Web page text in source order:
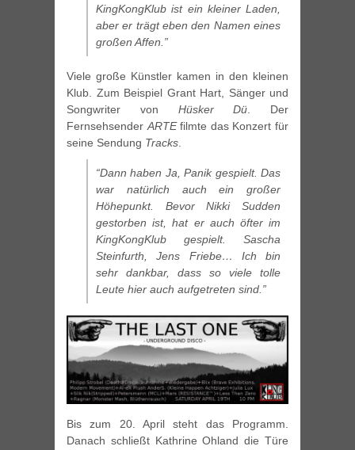
KingKongKlub ist ein kleiner Laden,
aber er trägt eben den Namen eines
großen Affen.”
Viele große Künstler kamen in den kleinen
Klub. Zum Beispiel Grant Hart, Sänger und
Songwriter von Hüsker Dü. Der
FernsehsenderARTEfilmte das Konzert für
seine Sendung Tracks.
“Dann haben Ja, Panikgespielt. Das
war natürlich auch ein großer
Höhepunkt. Bevor Nikki Sudden
gestorben ist, hat er auch öfter im
KingKongKlub gespielt. Sascha
Steinfurth, Jens Friebe… Ich bin
sehr dankbar, dass so viele tolle
Leute hier auch aufgetreten sind.”
Bis zum 20. April steht das Programm.
Danach schließt Kathrine Ohland die Türe